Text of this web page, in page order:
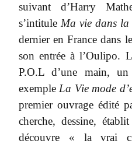
suivant d’Harry
s’intitule Ma vie dans la
dernier en France dans
son entrée à l’Oulipo.
P.O.L d’une main,
exemple La Vie mode
premier ouvrage édité
cherche, dessine,
découvre « la vrai